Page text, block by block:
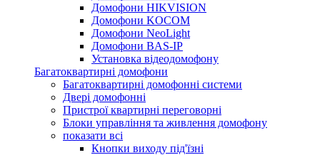
Домофони HIKVISION
Домофони KOCOM
Домофони NeoLight
Домофони BAS-IP
Установка відеодомофону
Багатоквартирні домофони
Багатоквартирні домофонні системи
Двері домофонні
Пристрої квартирні переговорні
Блоки управління та живлення домофону
показати всі
Кнопки виходу під'їзні